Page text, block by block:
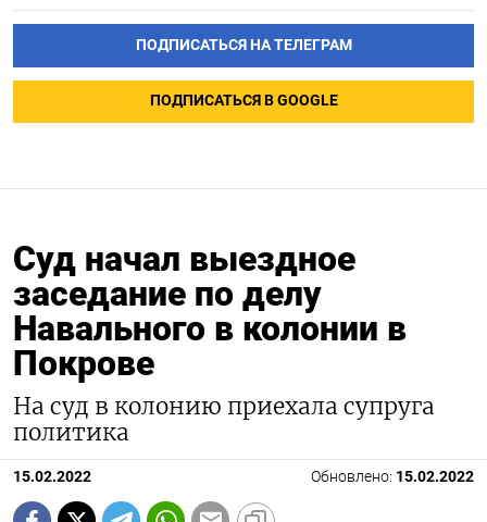
ПОДПИСАТЬСЯ НА ТЕЛЕГРАМ
ПОДПИСАТЬСЯ В GOOGLE
Суд начал выездное
заседание по делу
Навального в колонии в
Покрове
На суд в колонию приехала супруга
политика
15.02.2022 Обновлено: 15.02.2022